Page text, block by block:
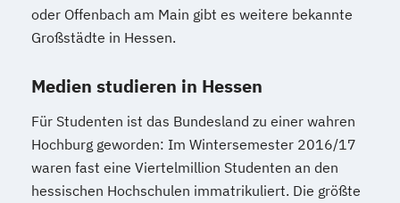
oder Offenbach am Main gibt es weitere bekannte
Großstädte in Hessen.
Medien studieren in Hessen
Für Studenten ist das Bundesland zu einer wahren
Hochburg geworden: Im Wintersemester 2016/17
waren fast eine Viertelmillion Studenten an den
hessischen Hochschulen immatrikuliert. Die größte